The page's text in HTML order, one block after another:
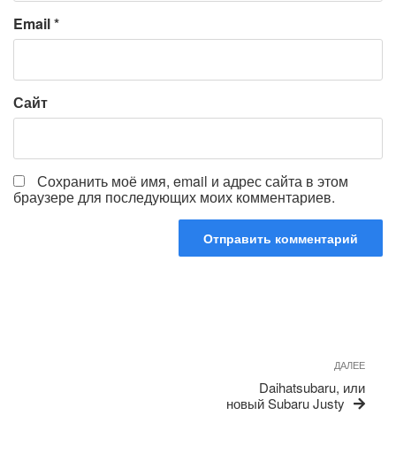
Email*
Сайт
Сохранить моё имя, email и адрес сайта в этом
браузере для последующих моих комментариев.
ДАЛЕЕ
Daihatsubaru, или
новый Subaru Justy